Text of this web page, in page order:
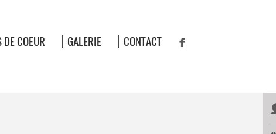
DE COEUR GALERIE CONTACT